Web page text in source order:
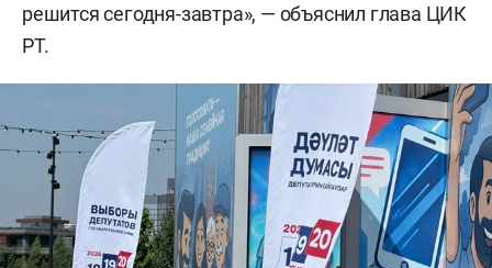
решится сегодня-завтра», — объяснил глава ЦИК
РТ.